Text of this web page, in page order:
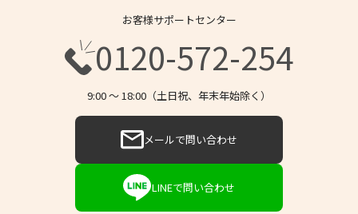
お客様サポートセンター
0120-572-254
9:00 〜 18:00（土日祝、年末年始除く）
メールで問い合わせ
LINEで問い合わせ